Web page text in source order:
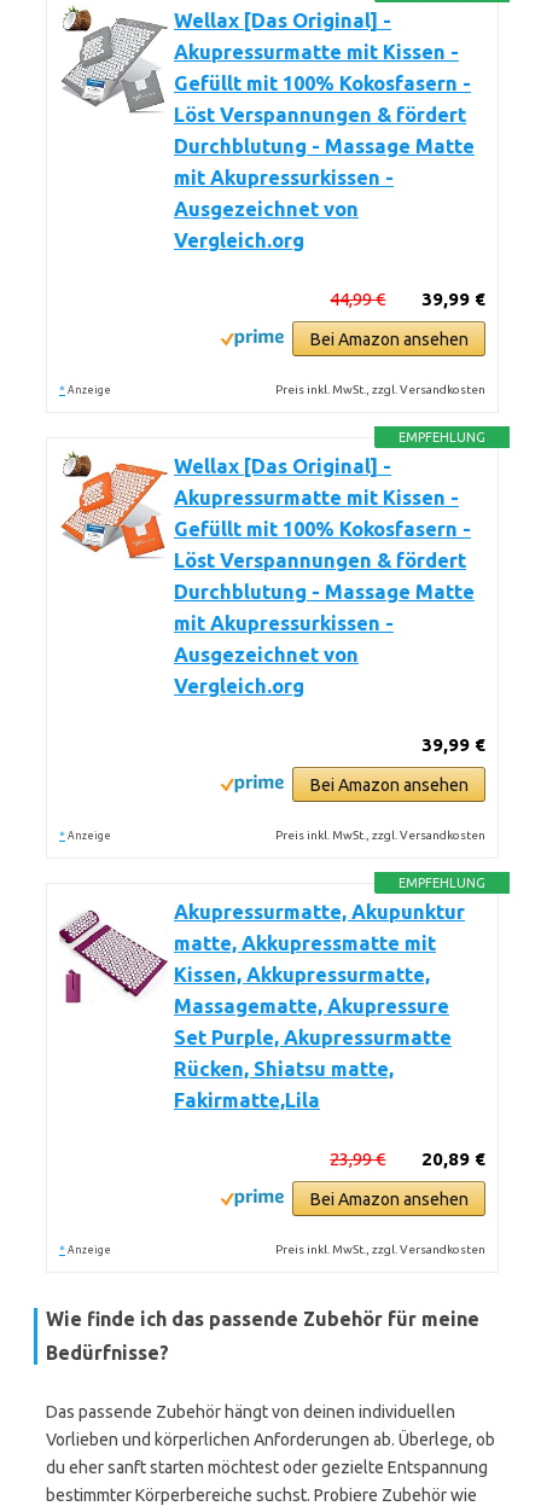
Wellax [Das Original] -
Akupressurmatte mit Kissen -
Gefüllt mit 100% Kokosfasern -
Löst Verspannungen & fördert
Durchblutung - Massage Matte
mit Akupressurkissen -
Ausgezeichnet von
Vergleich.org
39,99 €
44,99 €
Bei Amazon ansehen
* Anzeige Preis inkl. MwSt., zzgl. Versandkosten
EMPFEHLUNG
Wellax [Das Original] -
Akupressurmatte mit Kissen -
Gefüllt mit 100% Kokosfasern -
Löst Verspannungen & fördert
Durchblutung - Massage Matte
mit Akupressurkissen -
Ausgezeichnet von
Vergleich.org
39,99 €
Bei Amazon ansehen
* Anzeige Preis inkl. MwSt., zzgl. Versandkosten
EMPFEHLUNG
Akupressurmatte, Akupunktur
matte, Akkupressmatte mit
Kissen, Akkupressurmatte,
Massagematte, Akupressure
Set Purple, Akupressurmatte
Rücken, Shiatsu matte,
Fakirmatte,Lila
20,89 €
23,99 €
Bei Amazon ansehen
* Anzeige Preis inkl. MwSt., zzgl. Versandkosten
Wie finde ich das passende Zubehör für meine
Bedürfnisse?
Das passende Zubehör hängt von deinen individuellen
Vorlieben und körperlichen Anforderungen ab. Überlege, ob
du eher sanft starten möchtest oder gezielte Entspannung
bestimmter Körperbereiche suchst. Probiere Zubehör wie